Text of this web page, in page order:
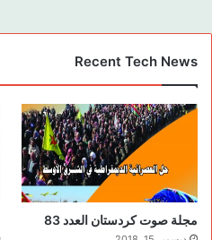
Recent Tech News
مجلة صوت كردستان العدد 83